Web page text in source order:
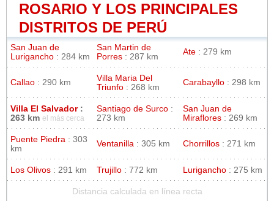
ROSARIO Y LOS PRINCIPALES
DISTRITOS DE PERÚ
San Juan de
Lurigancho : 284 km
San Martin de
Porres : 287 km
Ate : 279 km
Callao : 290 km
Villa Maria Del
Triunfo : 268 km
Carabayllo : 298 km
Villa El Salvador:
263 km el más cerca
Santiago de Surco :
273 km
San Juan de
Miraflores : 269 km
Puente Piedra : 303
km
Ventanilla : 305 km Chorrillos : 271 km
Los Olivos : 291 km Trujillo : 772 km Lurigancho : 275 km
Distancia calculada en línea recta